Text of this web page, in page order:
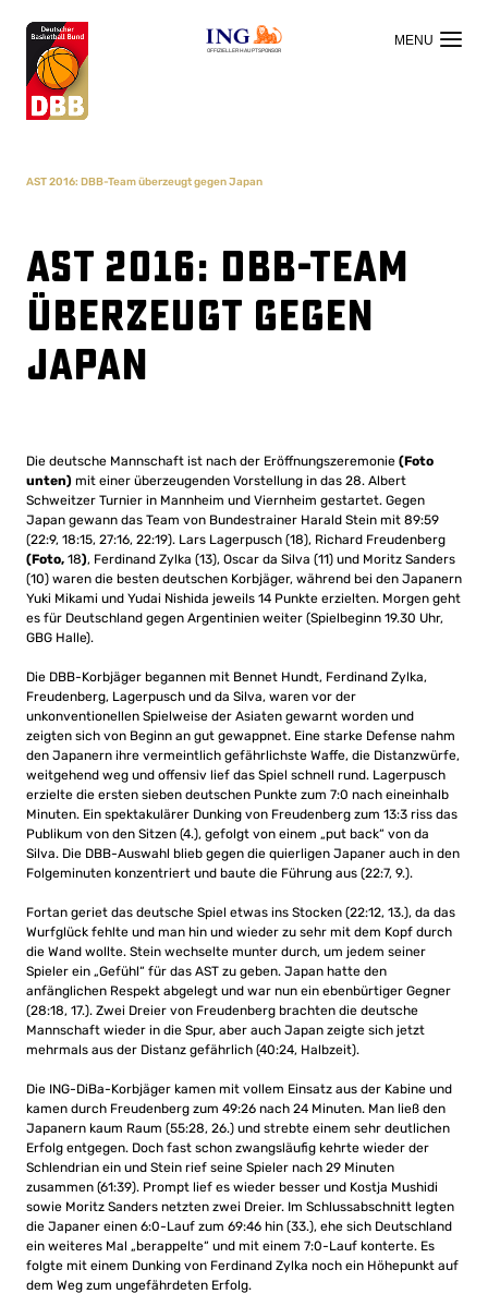
OFFIZIELLER HAUPTSPONSOR
AST 2016: DBB-Team überzeugt gegen Japan
AST 2016: DBB-Team
überzeugt gegen
Japan
Die deutsche Mannschaft ist nach der Eröffnungszeremonie (Foto
unten) mit einer überzeugenden Vorstellung in das 28. Albert
Schweitzer Turnier in Mannheim und Viernheim gestartet. Gegen
Japan gewann das Team von Bundestrainer Harald Stein mit 89:59
(22:9, 18:15, 27:16, 22:19). Lars Lagerpusch (18), Richard Freudenberg
(Foto, 18), Ferdinand Zylka (13), Oscar da Silva (11) und Moritz Sanders
(10) waren die besten deutschen Korbjäger, während bei den Japanern
Yuki Mikami und Yudai Nishida jeweils 14 Punkte erzielten. Morgen geht
es für Deutschland gegen Argentinien weiter (Spielbeginn 19.30 Uhr,
GBG Halle).
Die DBB-Korbjäger begannen mit Bennet Hundt, Ferdinand Zylka,
Freudenberg, Lagerpusch und da Silva, waren vor der
unkonventionellen Spielweise der Asiaten gewarnt worden und
zeigten sich von Beginn an gut gewappnet. Eine starke Defense nahm
den Japanern ihre vermeintlich gefährlichste Waffe, die Distanzwürfe,
weitgehend weg und offensiv lief das Spiel schnell rund. Lagerpusch
erzielte die ersten sieben deutschen Punkte zum 7:0 nach eineinhalb
Minuten. Ein spektakulärer Dunking von Freudenberg zum 13:3 riss das
Publikum von den Sitzen (4.), gefolgt von einem „put back“ von da
Silva. Die DBB-Auswahl blieb gegen die quierligen Japaner auch in den
Folgeminuten konzentriert und baute die Führung aus (22:7, 9.).
Fortan geriet das deutsche Spiel etwas ins Stocken (22:12, 13.), da das
Wurfglück fehlte und man hin und wieder zu sehr mit dem Kopf durch
die Wand wollte. Stein wechselte munter durch, um jedem seiner
Spieler ein „Gefühl“ für das AST zu geben. Japan hatte den
anfänglichen Respekt abgelegt und war nun ein ebenbürtiger Gegner
(28:18, 17.). Zwei Dreier von Freudenberg brachten die deutsche
Mannschaft wieder in die Spur, aber auch Japan zeigte sich jetzt
mehrmals aus der Distanz gefährlich (40:24, Halbzeit).
Die ING-DiBa-Korbjäger kamen mit vollem Einsatz aus der Kabine und
kamen durch Freudenberg zum 49:26 nach 24 Minuten. Man ließ den
Japanern kaum Raum (55:28, 26.) und strebte einem sehr deutlichen
Erfolg entgegen. Doch fast schon zwangsläufig kehrte wieder der
Schlendrian ein und Stein rief seine Spieler nach 29 Minuten
zusammen (61:39). Prompt lief es wieder besser und Kostja Mushidi
sowie Moritz Sanders netzten zwei Dreier. Im Schlussabschnitt legten
die Japaner einen 6:0-Lauf zum 69:46 hin (33.), ehe sich Deutschland
ein weiteres Mal „berappelte“ und mit einem 7:0-Lauf konterte. Es
folgte mit einem Dunking von Ferdinand Zylka noch ein Höhepunkt auf
dem Weg zum ungefährdeten Erfolg.